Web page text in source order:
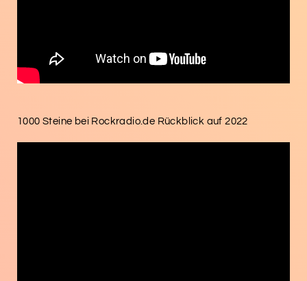
1000 Steine bei Rockradio.de Rückblick auf 2022